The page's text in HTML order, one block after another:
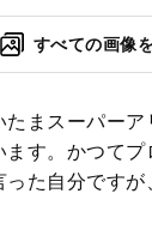
すべての画像
たまスーパー
ます。かつて
った自分ですが